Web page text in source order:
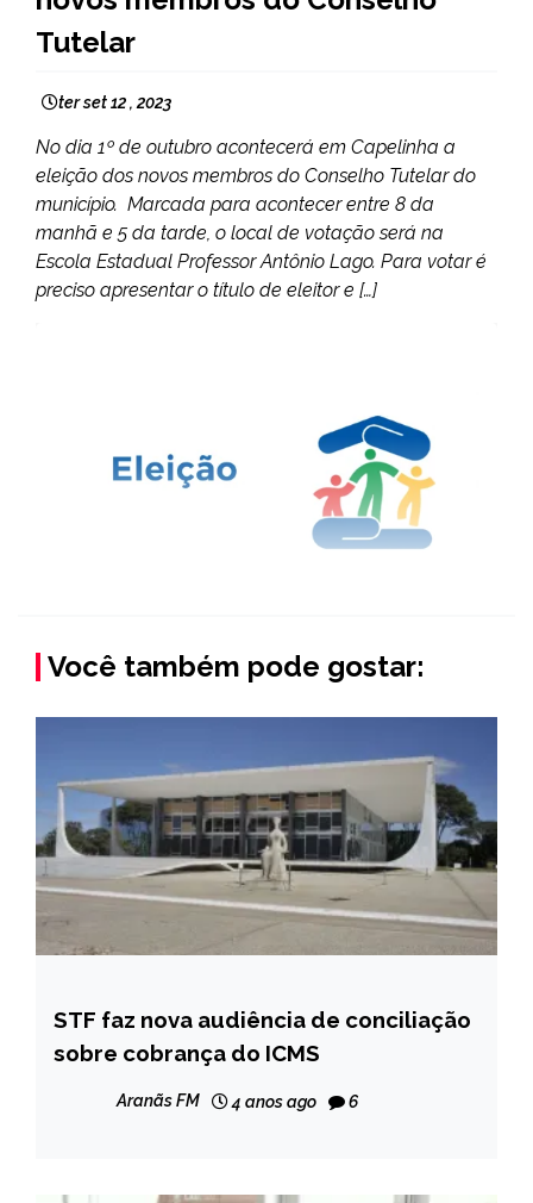
Tutelar
ter set 12 , 2023
No dia 1º de outubro acontecerá em Capelinha a
eleição dos novos membros do Conselho Tutelar do
município. Marcada para acontecer entre 8 da
manhã e 5 da tarde, o local de votação será na
Escola Estadual Professor Antônio Lago. Para votar é
preciso apresentar o título de eleitor e […]
Você também pode gostar:
BRASIL
NOTÍCIAS
STF faz nova audiência de conciliação
sobre cobrança do ICMS
Aranãs FM 4 anos ago 6